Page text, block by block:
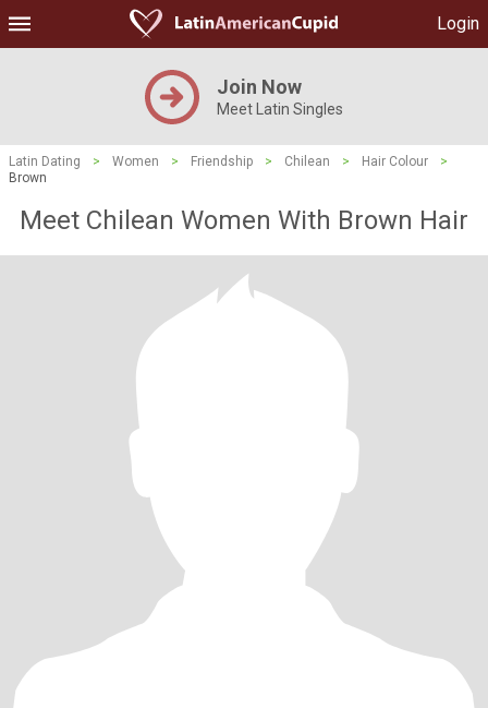
Login
Join Now
Meet Latin Singles
Latin Dating > Women > Friendship > Chilean > Hair Colour
>
Brown
Meet Chilean Women With Brown Hair